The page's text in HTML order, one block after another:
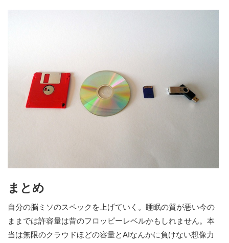
まとめ
自分の脳ミソのスペックを上げていく。睡眠の質が悪い今の
ままでは許容量は昔のフロッピーレベルかもしれません。本
当は無限のクラウドほどの容量とAIなんかに負けない想像力